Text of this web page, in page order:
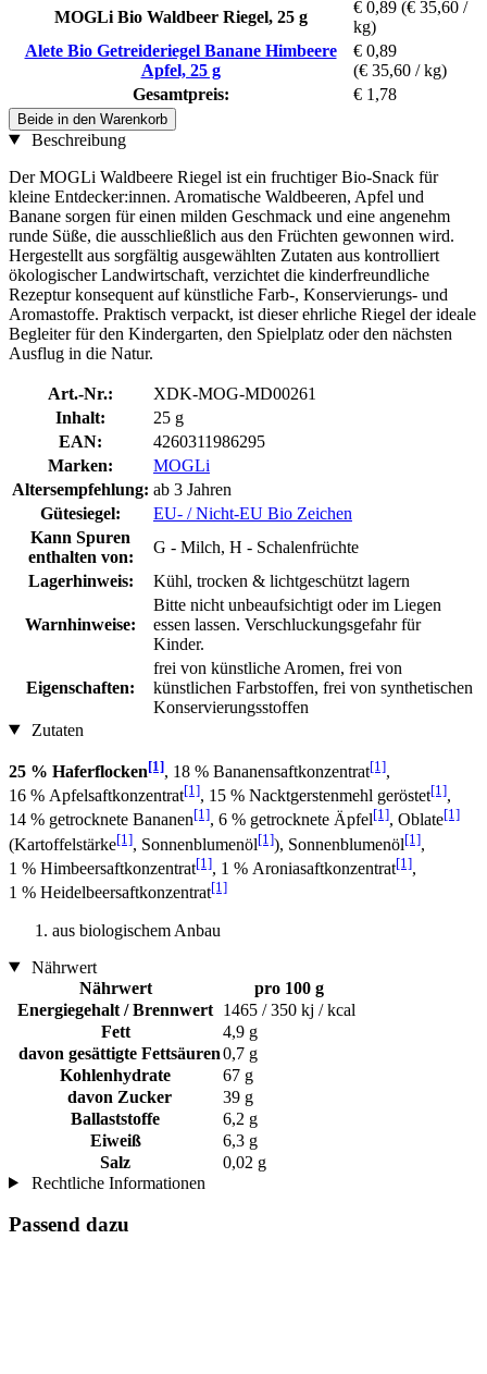
MOGLi Bio Waldbeer Riegel, 25 g
€ 0,89 (€ 35,60 /
kg)
Alete Bio Getreideriegel Banane Himbeere
Apfel, 25 g
€ 0,89
(€ 35,60 / kg)
Gesamtpreis:
€ 1,78
Beide in den Warenkorb
Beschreibung
Der MOGLi Waldbeere Riegel ist ein fruchtiger Bio-Snack für
kleine Entdecker:innen. Aromatische Waldbeeren, Apfel und
Banane sorgen für einen milden Geschmack und eine angenehm
runde Süße, die ausschließlich aus den Früchten gewonnen wird.
Hergestellt aus sorgfältig ausgewählten Zutaten aus kontrolliert
ökologischer Landwirtschaft, verzichtet die kinderfreundliche
Rezeptur konsequent auf künstliche Farb-, Konservierungs- und
Aromastoffe. Praktisch verpackt, ist dieser ehrliche Riegel der ideale
Begleiter für den Kindergarten, den Spielplatz oder den nächsten
Ausflug in die Natur.
Art.-Nr.:
XDK-MOG-MD00261
Inhalt:
25 g
EAN:
4260311986295
Marken:
MOGLi
Altersempfehlung: ab 3 Jahren
Gütesiegel:
EU- / Nicht-EU Bio Zeichen
Kann Spuren
enthalten von:
G - Milch, H - Schalenfrüchte
Lagerhinweis:
Kühl, trocken & lichtgeschützt lagern
Warnhinweise:
Bitte nicht unbeaufsichtigt oder im Liegen
essen lassen. Verschluckungsgefahr für
Kinder.
Eigenschaften:
frei von künstliche Aromen, frei von
künstlichen Farbstoffen, frei von synthetischen
Konservierungsstoffen
Zutaten
25 % Haferflocken[1], 18 % Bananensaftkonzentrat[1],
16 % Apfelsaftkonzentrat[1], 15 % Nacktgerstenmehl geröstet[1],
14 % getrocknete Bananen[1], 6 % getrocknete Äpfel[1], Oblate[1]
(Kartoffelstärke[1], Sonnenblumenöl[1]), Sonnenblumenöl[1],
1 % Himbeersaftkonzentrat[1], 1 % Aroniasaftkonzentrat[1],
1 % Heidelbeersaftkonzentrat[1]
aus biologischem Anbau
Nährwert
Nährwert
pro 100 g
Energiegehalt / Brennwert 1465 / 350 kj / kcal
Fett
4,9 g
davon gesättigte Fettsäuren0,7 g
Kohlenhydrate
67 g
davon Zucker
39 g
Ballaststoffe
6,2 g
Eiweiß
6,3 g
Salz
0,02 g
Rechtliche Informationen
Passend dazu